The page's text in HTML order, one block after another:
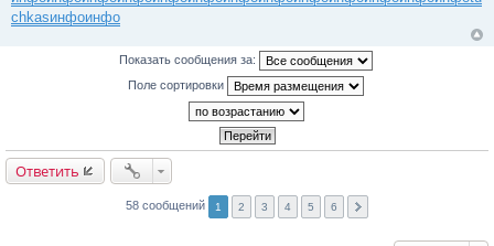
chkasинфоинфо
Показать сообщения за:
Поле сортировки
Ответить
58 сообщений 1 2 3 4 5 6